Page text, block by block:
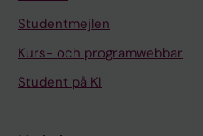
Studentmejlen
Kurs- och programwebbar
Student på KI